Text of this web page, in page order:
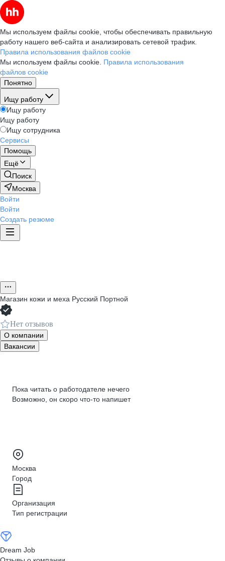
Мы используем файлы cookie, чтобы обеспечивать правильную
работу нашего веб-сайта и анализировать сетевой трафик.
Правила использования файлов cookie
Мы используем файлы cookie. Правила использования
файлов cookie
Понятно
Ищу работу
Ищу работу
Ищу работу
Ищу сотрудника
Сервисы
Помощь
Ещё
Поиск
Москва
Войти
Войти
Создать резюме
Магазин кожи и меха Русский Портной
Нет отзывов
О компании
Вакансии
Пока читать о работодателе нечего
Возможно, он скоро что‑то напишет
Москва
Город
Организация
Тип регистрации
Dream Job